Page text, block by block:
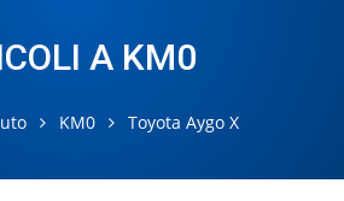
A KM0
KM0 Toyota Aygo X